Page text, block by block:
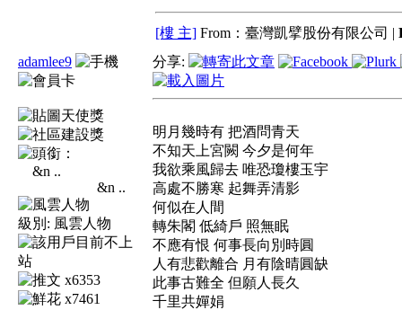
[樓 主] From：臺灣凱擘股份有限公司 |
adamlee9
&n ..
級別: 風雲人物
x6353
x7461
分享:
明月幾時有 把酒問青天
不知天上宮闕 今夕是何年
我欲乘風歸去 唯恐瓊樓玉宇
高處不勝寒 起舞弄清影
何似在人間
轉朱閣 低綺戶 照無眠
不應有恨 何事長向別時圓
人有悲歡離合 月有陰晴圓缺
此事古難全 但願人長久
千里共嬋娟